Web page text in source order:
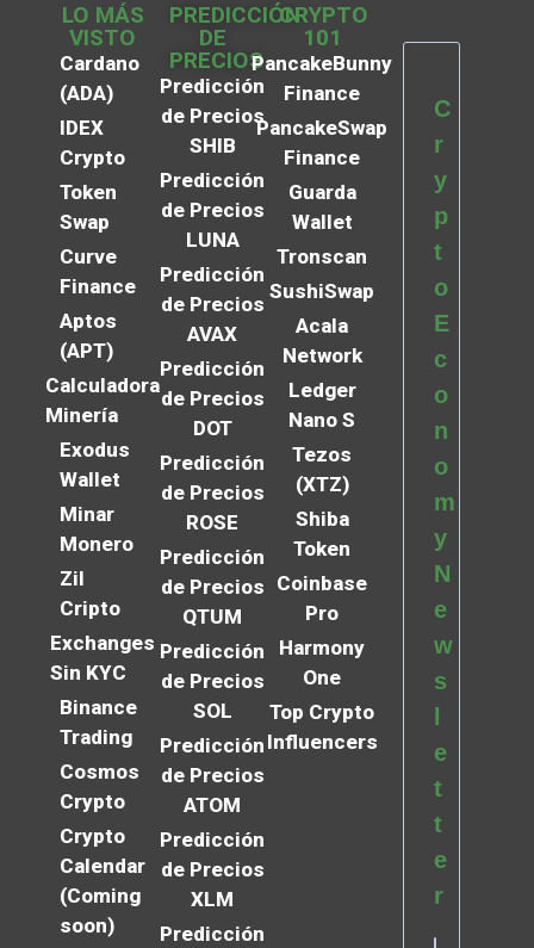
LO MÁS
VISTO
Cardano
(ADA)
IDEX
Crypto
Token
Swap
Curve
Finance
Aptos
(APT)
Calculadora
Minería
Exodus
Wallet
Minar
Monero
Zil
Cripto
Exchanges
Sin KYC
Binance
Trading
Cosmos
Crypto
Crypto
Calendar
(Coming
soon)
PREDICCIÓN
DE
PRECIOS
Predicción
de Precios
SHIB
Predicción
de Precios
LUNA
Predicción
de Precios
AVAX
Predicción
de Precios
DOT
Predicción
de Precios
ROSE
Predicción
de Precios
QTUM
Predicción
de Precios
SOL
Predicción
de Precios
ATOM
Predicción
de Precios
XLM
Predicción
CRYPTO
101
PancakeBunny
Finance
PancakeSwap
Finance
Guarda
Wallet
Tronscan
SushiSwap
Acala
Network
Ledger
Nano S
Tezos
(XTZ)
Shiba
Token
Coinbase
Pro
Harmony
One
Top Crypto
Influencers
C
r
y
p
t
o
E
c
o
n
o
m
y
N
e
w
s
e
t
t
e
r